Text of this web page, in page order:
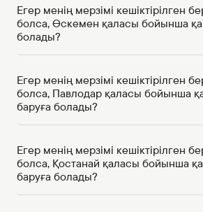
Егер менің мерзімі кешіктірілген
болса, Өскемен қаласы бойынша
болады?
Егер менің мерзімі кешіктірілген
болса, Павлодар қаласы бойынша
баруға болады?
Егер менің мерзімі кешіктірілген
болса, Қостанай қаласы бойынша
баруға болады?